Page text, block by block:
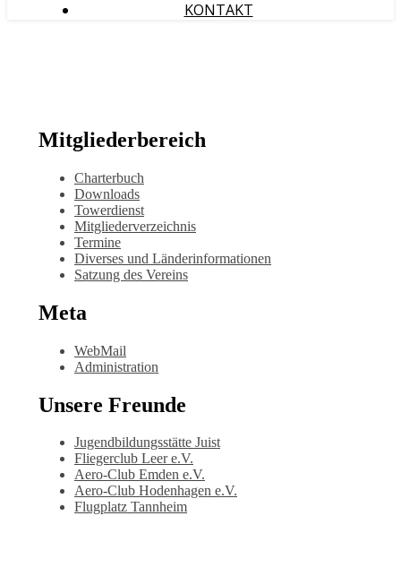
KONTAKT
Mitgliederbereich
Charterbuch
Downloads
Towerdienst
Mitgliederverzeichnis
Termine
Diverses und Länderinformationen
Satzung des Vereins
Meta
WebMail
Administration
Unsere Freunde
Jugendbildungsstätte Juist
Fliegerclub Leer e.V.
Aero-Club Emden e.V.
Aero-Club Hodenhagen e.V.
Flugplatz Tannheim